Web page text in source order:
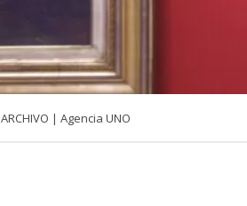
ARCHIVO | Agencia UNO